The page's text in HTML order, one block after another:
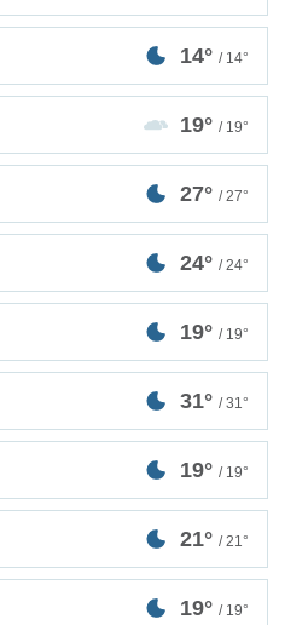
14° / 14°
19° / 19°
27° / 27°
24° / 24°
19° / 19°
31° / 31°
19° / 19°
21° / 21°
19° / 19°